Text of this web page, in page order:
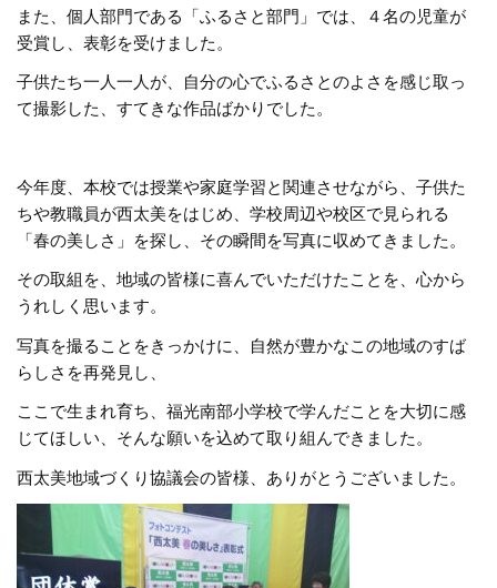
また、個人部門である「ふるさと部門」では、４名の児童が
受賞し、表彰を受けました。
子供たち一人一人が、自分の心でふるさとのよさを感じ取っ
て撮影した、すてきな作品ばかりでした。
今年度、本校では授業や家庭学習と関連させながら、子供た
ちや教職員が西太美をはじめ、学校周辺や校区で見られる
「春の美しさ」を探し、その瞬間を写真に収めてきました。
その取組を、地域の皆様に喜んでいただけたことを、心から
うれしく思います。
写真を撮ることをきっかけに、自然が豊かなこの地域のすば
らしさを再発見し、
ここで生まれ育ち、福光南部小学校で学んだことを大切に感
じてほしい、そんな願いを込めて取り組んできました。
西太美地域づくり協議会の皆様、ありがとうございました。